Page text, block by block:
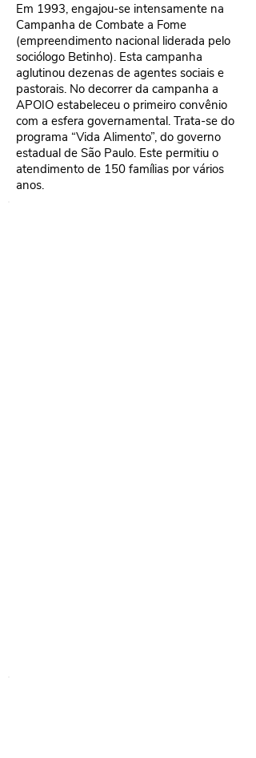
Em 1993, engajou-se intensamente na
Campanha de Combate a Fome
(empreendimento nacional liderada pelo
sociólogo Betinho). Esta campanha
aglutinou dezenas de agentes sociais e
pastorais. No decorrer da campanha a
APOIO estabeleceu o primeiro convênio
com a esfera governamental. Trata-se do
programa “Vida Alimento”, do governo
estadual de São Paulo. Este permitiu o
atendimento de 150 famílias por vários
anos.